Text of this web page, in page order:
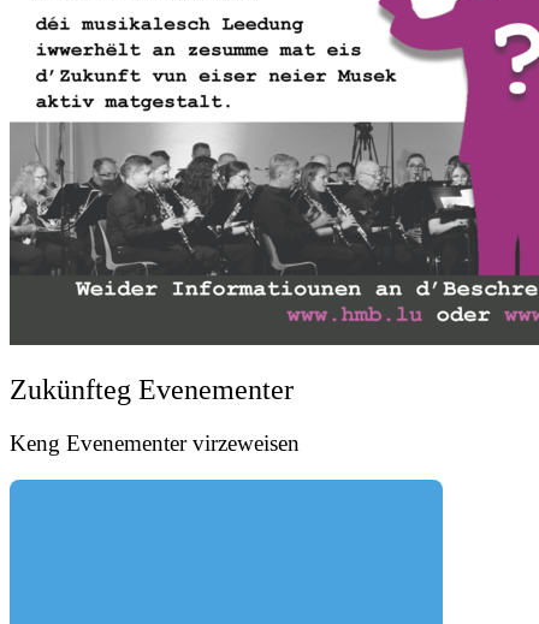
Zukünfteg Evenementer
Keng Evenementer virzeweisen